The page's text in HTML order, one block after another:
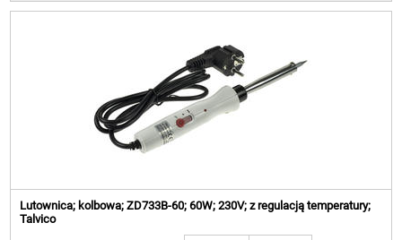
Lutownica; kolbowa; ZD733B-60; 60W; 230V; z regulacją temperatury;
Talvico